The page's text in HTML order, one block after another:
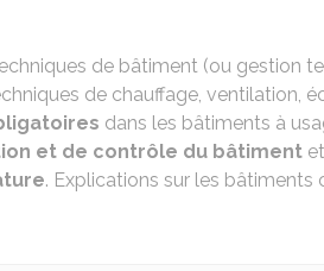
de bâtiment (ou gestion
de chauffage, ventilation,
dans les bâtiments à
et de contrôle du bâtiment
. Explications sur les